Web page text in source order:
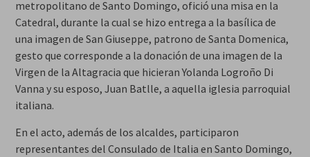
metropolitano de Santo Domingo, ofició una misa en la
Catedral, durante la cual se hizo entrega a la basílica de
una imagen de San Giuseppe, patrono de Santa Domenica,
gesto que corresponde a la donación de una imagen de la
Virgen de la Altagracia que hicieran Yolanda Logroño Di
Vanna y su esposo, Juan Batlle, a aquella iglesia parroquial
italiana.
En el acto, además de los alcaldes, participaron
representantes del Consulado de Italia en Santo Domingo,